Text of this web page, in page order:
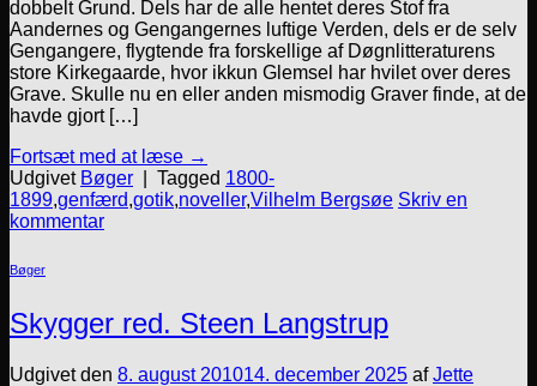
dobbelt Grund. Dels har de alle hentet deres Stof fra
Aandernes og Gengangernes luftige Verden, dels er de selv
Gengangere, flygtende fra forskellige af Døgnlitteraturens
store Kirkegaarde, hvor ikkun Glemsel har hvilet over deres
Grave. Skulle nu en eller anden mismodig Graver finde, at de
havde gjort […]
Fortsæt med at læse →
Udgivet Bøger Tagged 1800-
1899,genfærd,gotik,noveller,Vilhelm Bergsøe Skriv en
kommentar
Bøger
Skygger red. Steen Langstrup
Udgivet den 8. august 201014. december 2025 afJette